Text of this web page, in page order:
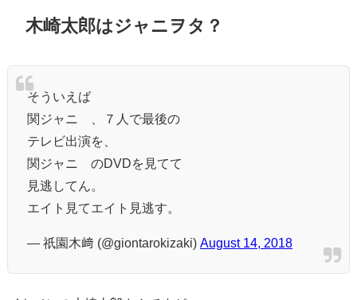
木崎太郎はジャニヲタ？
そういえば
関ジャニ∞、７人で最後の
テレビ出演を、
関ジャニ∞のDVDを見てて
見逃してん。
エイト見てエイト見逃す。
— 祇園木﨑 (@giontarokizaki) August 14, 2018